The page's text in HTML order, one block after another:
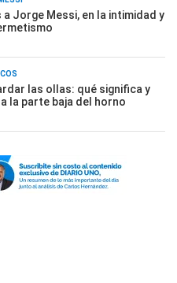
a Jorge Messi, en la intimidad y
las ollas: qué significa y
la parte baja del horno